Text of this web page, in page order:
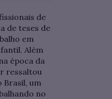
de
de teses de
em
Além
época da
ressaltou
Brasil, um
no